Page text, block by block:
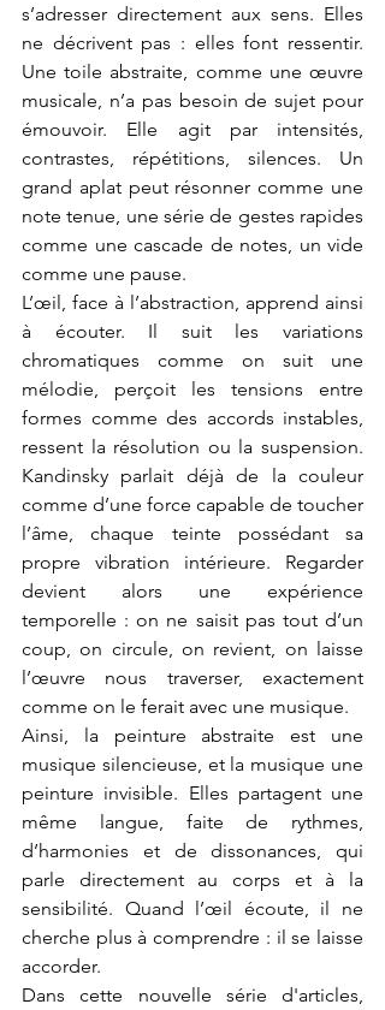
s’adresser directement aux sens. Elles
ne décrivent pas : elles font ressentir.
Une toile abstraite, comme une œuvre
musicale, n’a pas besoin de sujet pour
émouvoir. Elle agit par intensités,
contrastes, répétitions, silences. Un
grand aplat peut résonner comme une
note tenue, une série de gestes rapides
comme une cascade de notes, un vide
comme une pause.
L’œil, face à l’abstraction, apprend ainsi
à écouter. Il suit les variations
chromatiques comme on suit une
mélodie, perçoit les tensions entre
formes comme des accords instables,
ressent la résolution ou la suspension.
Kandinsky parlait déjà de la couleur
comme d’une force capable de toucher
l’âme, chaque teinte possédant sa
propre vibration intérieure. Regarder
devient alors une expérience
temporelle : on ne saisit pas tout d’un
coup, on circule, on revient, on laisse
l’œuvre nous traverser, exactement
comme on le ferait avec une musique.
Ainsi, la peinture abstraite est une
musique silencieuse, et la musique une
peinture invisible. Elles partagent une
même langue, faite de rythmes,
d’harmonies et de dissonances, qui
parle directement au corps et à la
sensibilité. Quand l’œil écoute, il ne
cherche plus à comprendre : il se laisse
accorder.
Dans cette nouvelle série d'articles,